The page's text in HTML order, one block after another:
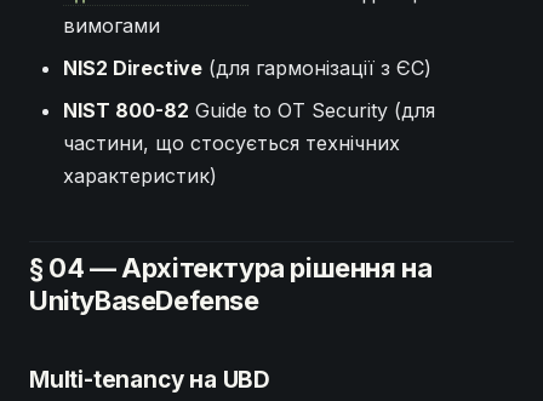
вимогами
NIS2 Directive (для гармонізації з ЄС)
NIST 800-82 Guide to OT Security (для
частини, що стосується технічних
характеристик)
§ 04 — Архітектура рішення на
UnityBaseDefense
Multi-tenancy на UBD